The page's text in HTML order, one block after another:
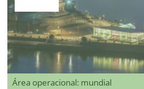
Área operacional: mundial